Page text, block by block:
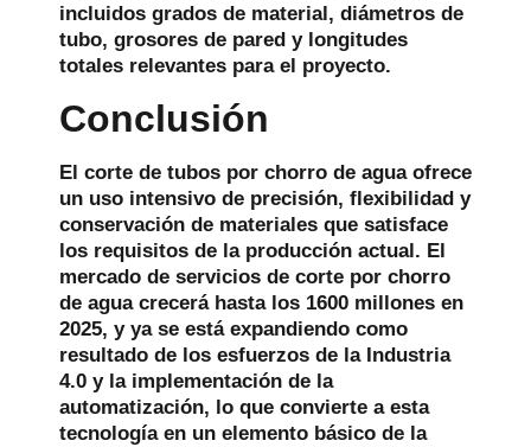
incluidos grados de material, diámetros de
tubo, grosores de pared y longitudes
totales relevantes para el proyecto.
Conclusión
El corte de tubos por chorro de agua ofrece
un uso intensivo de precisión, flexibilidad y
conservación de materiales que satisface
los requisitos de la producción actual. El
mercado de servicios de corte por chorro
de agua crecerá hasta los 1600 millones en
2025, y ya se está expandiendo como
resultado de los esfuerzos de la Industria
4.0 y la implementación de la
automatización, lo que convierte a esta
tecnología en un elemento básico de la